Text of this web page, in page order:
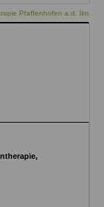
Pfaffenhofen a.d. Ilm